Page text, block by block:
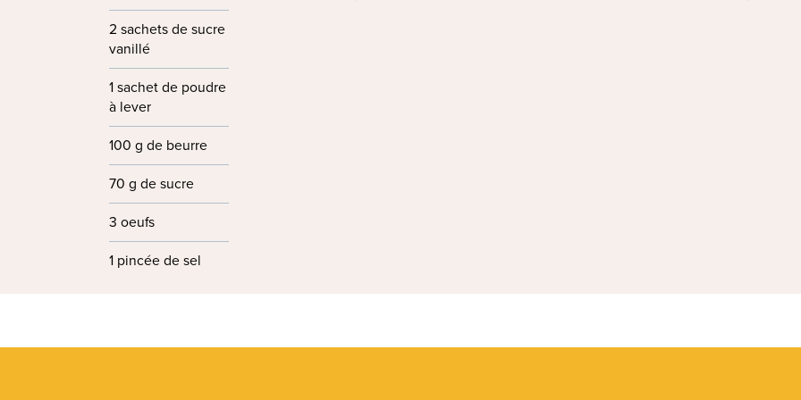
2 sachets de sucre
vanillé
1 sachet de poudre
à lever
100 g de beurre
70 g de sucre
3 oeufs
1 pincée de sel